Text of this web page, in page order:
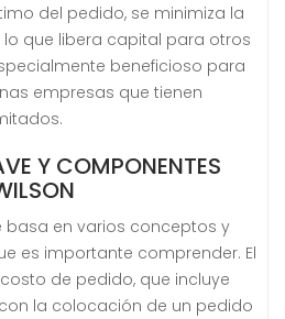
del pedido, se minimiza la
lo que libera capital para otros
beneficioso para
empresas que tienen
Y COMPONENTES
basa en varios conceptos y
es importante comprender. El
de pedido, que incluye
la colocación de un pedido